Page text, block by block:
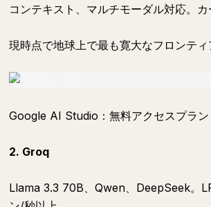
コンテキスト、マルチモーダル対応。
現時点で地球上で最も寛大なフロンテ
Google AI Studio：無料アクセスプラン
2. Groq
Llama 3.3 70B、Qwen、DeepSeek。